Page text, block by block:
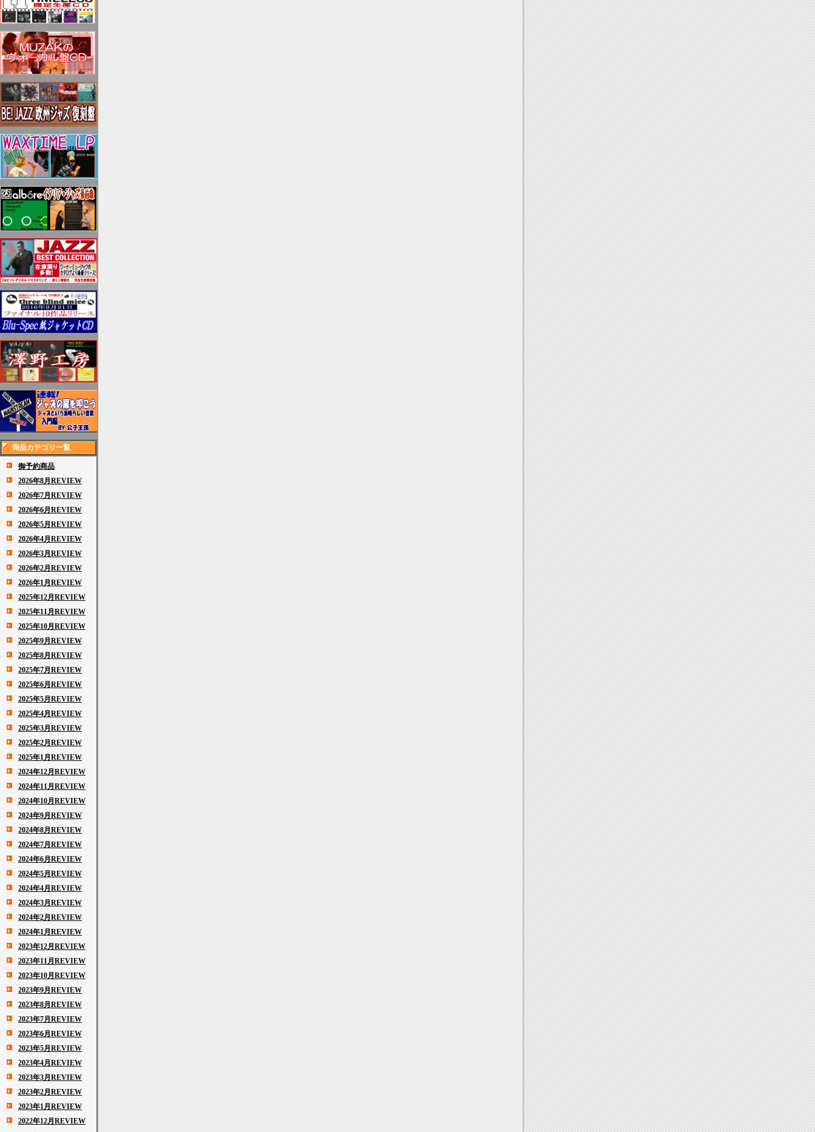
商品カテゴリ一覧
御予約商品
2026年8月REVIEW
2026年7月REVIEW
2026年6月REVIEW
2026年5月REVIEW
2026年4月REVIEW
2026年3月REVIEW
2026年2月REVIEW
2026年1月REVIEW
2025年12月REVIEW
2025年11月REVIEW
2025年10月REVIEW
2025年9月REVIEW
2025年8月REVIEW
2025年7月REVIEW
2025年6月REVIEW
2025年5月REVIEW
2025年4月REVIEW
2025年3月REVIEW
2025年2月REVIEW
2025年1月REVIEW
2024年12月REVIEW
2024年11月REVIEW
2024年10月REVIEW
2024年9月REVIEW
2024年8月REVIEW
2024年7月REVIEW
2024年6月REVIEW
2024年5月REVIEW
2024年4月REVIEW
2024年3月REVIEW
2024年2月REVIEW
2024年1月REVIEW
2023年12月REVIEW
2023年11月REVIEW
2023年10月REVIEW
2023年9月REVIEW
2023年8月REVIEW
2023年7月REVIEW
2023年6月REVIEW
2023年5月REVIEW
2023年4月REVIEW
2023年3月REVIEW
2023年2月REVIEW
2023年1月REVIEW
2022年12月REVIEW